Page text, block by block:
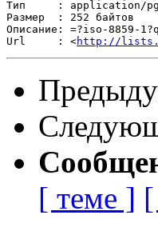
Тип     : application/
Размер  : 252 байтов
Описание: =?iso-8859-
Url     : <http://
[ теме ]